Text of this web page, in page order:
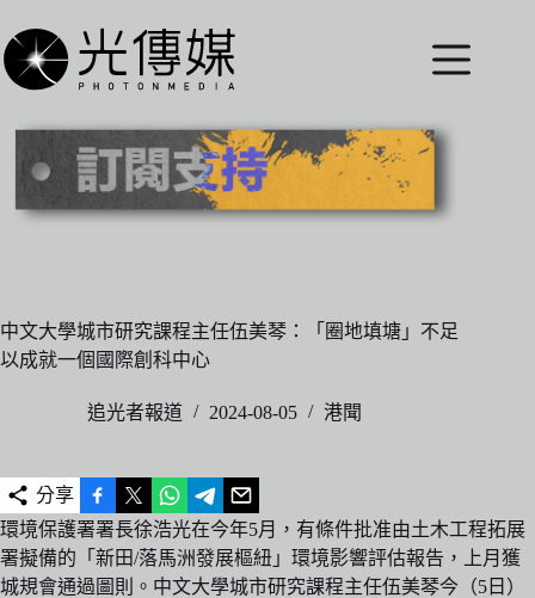
至
主
內
中文大學城市研究課程主任伍美琴：「圈地填塘」不足
以成就一個國際創科中心
追光者報道 2024-08-05 港聞
分享
環境保護署署長徐浩光在今年5月，有條件批准由土木工程拓展
署擬備的「新田/落馬洲發展樞紐」環境影響評估報告，上月獲
城規會通過圖則。中文大學城市研究課程主任伍美琴今（5日）